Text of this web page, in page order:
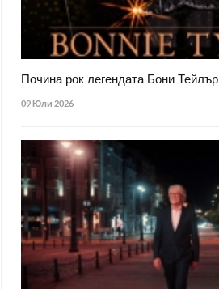
Почина рок легендата Бони Тейлър
09 Юли 2026